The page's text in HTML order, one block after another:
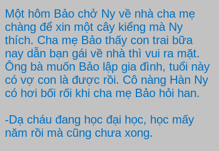
Một hôm Bảo chở Ny về nhà cha mẹ
chàng để xin một cây kiểng mà Ny
thích. Cha mẹ Bảo thấy con trai bữa
nay dẫn bạn gái về nhà thì vui ra mặt.
Ông bà muốn Bảo lập gia đình, tuổi này
có vợ con là được rồi. Cô nàng Hàn Ny
có hơi bối rối khi cha mẹ Bảo hỏi han.
-Dạ cháu đang học đại học, học mấy
năm rồi mà cũng chưa xong.